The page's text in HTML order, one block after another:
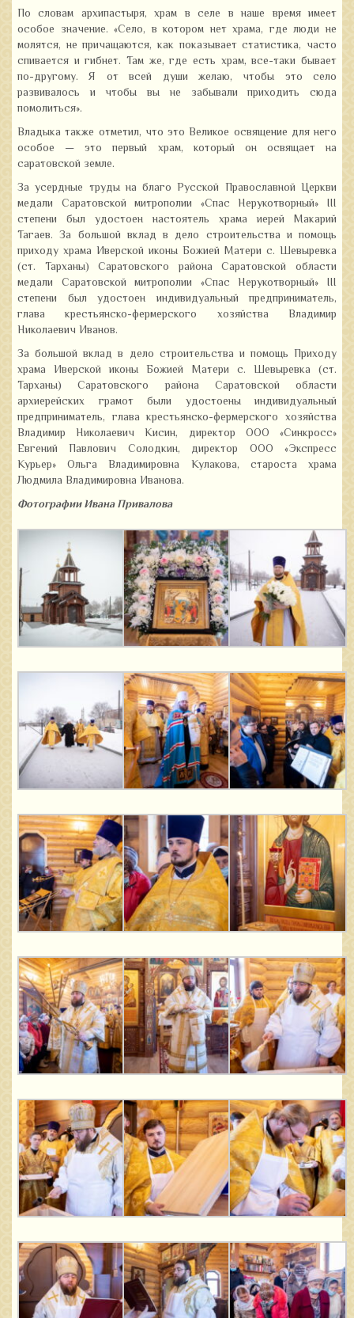
По словам архипастыря, храм в селе в наше время имеет
особое значение. «Село, в котором нет храма, где люди не
молятся, не причащаются, как показывает статистика, часто
спивается и гибнет. Там же, где есть храм, все-таки бывает
по-другому. Я от всей души желаю, чтобы это село
развивалось и чтобы вы не забывали приходить сюда
помолиться».
Владыка также отметил, что это Великое освящение для него
особое — это первый храм, который он освящает на
саратовской земле.
За усердные труды на благо Русской Православной Церкви
медали Саратовской митрополии «Спас Нерукотворный» III
степени был удостоен настоятель храма иерей Макарий
Тагаев. За большой вклад в дело строительства и помощь
приходу храма Иверской иконы Божией Матери с. Шевыревка
(ст. Тарханы) Саратовского района Саратовской области
медали Саратовской митрополии «Спас Нерукотворный» III
степени был удостоен индивидуальный предприниматель,
глава крестьянско-фермерского хозяйства Владимир
Николаевич Иванов.
За большой вклад в дело строительства и помощь Приходу
храма Иверской иконы Божией Матери с. Шевыревка (ст.
Тарханы) Саратовского района Саратовской области
архиерейских грамот были удостоены индивидуальный
предприниматель, глава крестьянско-фермерского хозяйства
Владимир Николаевич Кисин, директор ООО «Синкросс»
Евгений Павлович Солодкин, директор ООО «Экспресс
Курьер» Ольга Владимировна Кулакова, староста храма
Людмила Владимировна Иванова.
Фотографии Ивана Привалова